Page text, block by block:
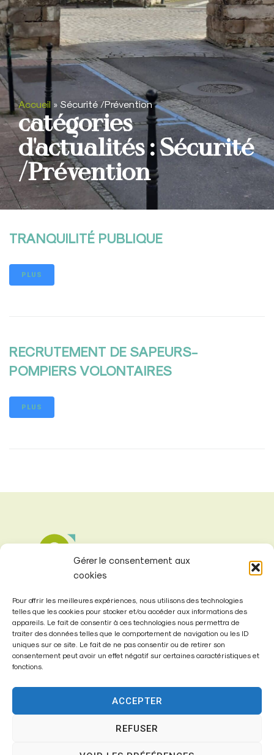
Gérer le consentement aux
cookies
Pour offrir les meilleures expériences, nous utilisons des technologies
telles que les cookies pour stocker et/ou accéder aux informations des
appareils. Le fait de consentir à ces technologies nous permettra de
traiter des données telles que le comportement de navigation ou les ID
uniques sur ce site. Le fait de ne pas consentir ou de retirer son
consentement peut avoir un effet négatif sur certaines caractéristiques et
fonctions.
ACCEPTER
REFUSER
Accueil » Sécurité /Prévention
catégories
d'actualités : Sécurité
/Prévention
TRANQUILITÉ PUBLIQUE
PLUS
RECRUTEMENT DE SAPEURS-
POMPIERS VOLONTAIRES
PLUS
Mairie de
Fontenay-Trésigny
Mairie,
26 Av. du Général de Gaulle
77610 – Fontenay-Trésigny